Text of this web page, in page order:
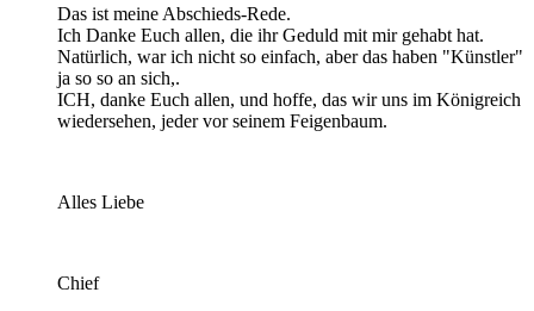
Das ist meine Abschieds-Rede.
Ich Danke Euch allen, die ihr Geduld mit mir gehabt hat.
Natürlich, war ich nicht so einfach, aber das haben "Künstler"
ja so so an sich,.
ICH, danke Euch allen, und hoffe, das wir uns im Königreich
wiedersehen, jeder vor seinem Feigenbaum.
Alles Liebe
Chief